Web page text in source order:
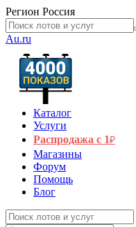
Регион Россия
Au.ru
Каталог
Услуги
Распродажа с 1₽
Магазины
Форум
Помощь
Блог